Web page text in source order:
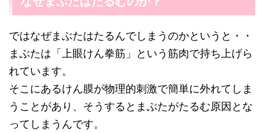
ではなぜまぶたはたるんでしまうのかというと・・
まぶたは「上眼けん拳筋」という筋肉で持ち上げら
れています。
そこにあるけん膜が物理的刺激で簡単に外れてしま
うことがあり、そうするとまぶたがたるむ原因とな
ってしまうんです。